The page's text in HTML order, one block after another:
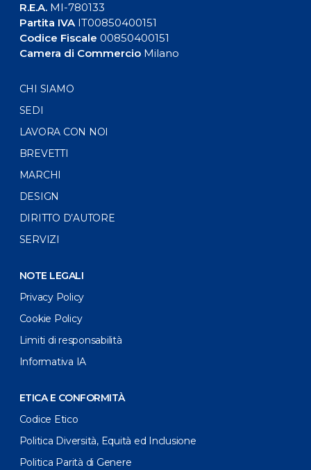
R.E.A.MI-780133
Partita IVAIT00850400151
Codice Fiscale 00850400151
Camera di CommercioMilano
CHI SIAMO
SEDI
LAVORA CON NOI
BREVETTI
MARCHI
DESIGN
DIRITTO D’AUTORE
SERVIZI
NOTE LEGALI
Privacy Policy
Cookie Policy
Limiti di responsabilità
Informativa IA
ETICA E CONFORMITÀ
Codice Etico
Politica Diversità, Equità ed Inclusione
Politica Parità di Genere